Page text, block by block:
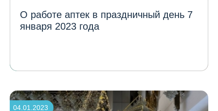
О работе аптек в праздничный день 7
января 2023 года
04.01.2023